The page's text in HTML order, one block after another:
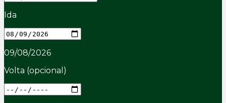
Ida
09/08/2026
Volta (opcional)